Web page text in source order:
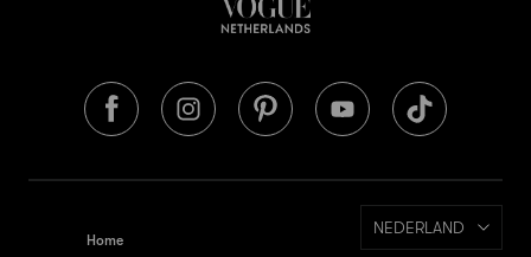
Home
NEDERLAND